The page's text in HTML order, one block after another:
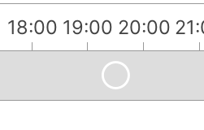
18:00 19:00 20:00